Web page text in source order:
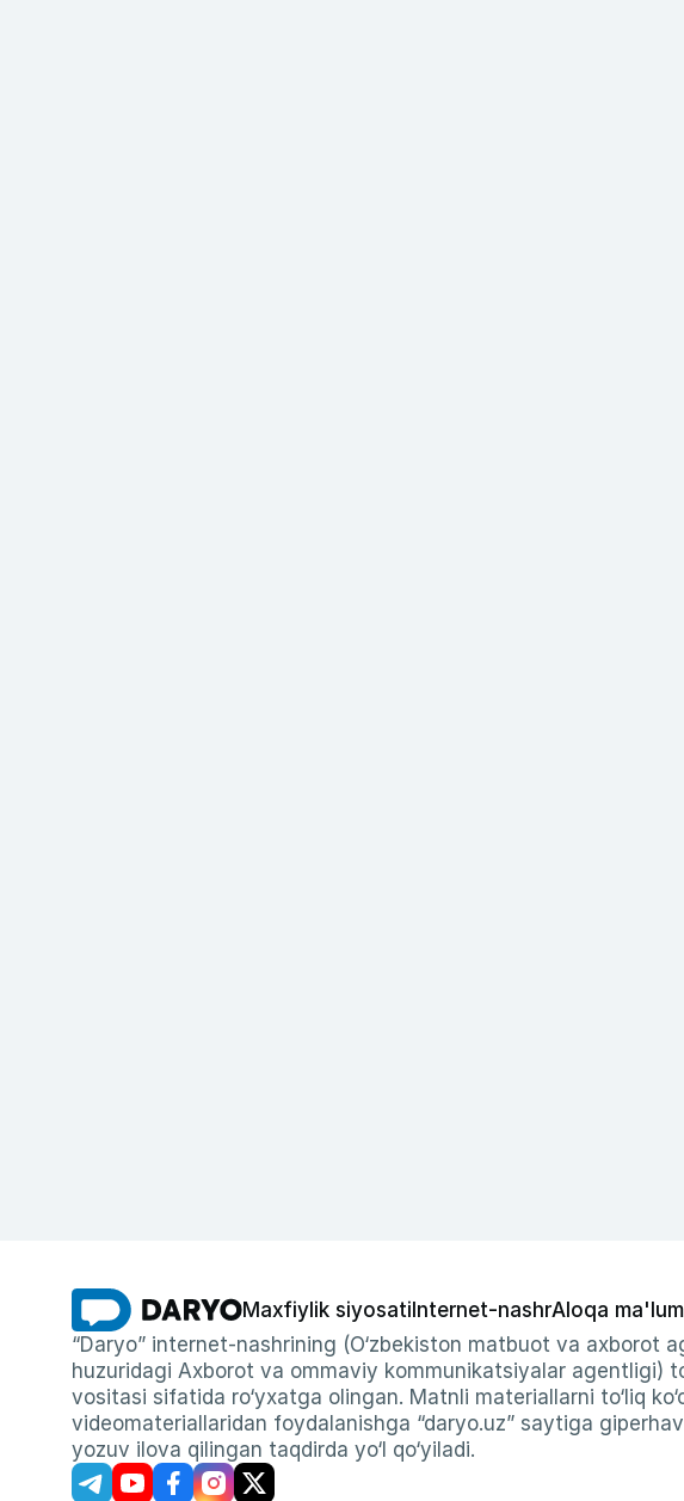
Maxfiylik siyosati Internet-nashrAloqa
“Daryo” internet-nashrining (O‘zbekiston matbuot va axborot
huzuridagi Axborot va ommaviy kommunikatsiyalar agentligi)
vositasi sifatida ro‘yxatga olingan. Matnli materiallarni to‘liq
videomateriallaridan foydalanishga “daryo.uz” saytiga
yozuv ilova qilingan taqdirda yo‘l qo‘yiladi.